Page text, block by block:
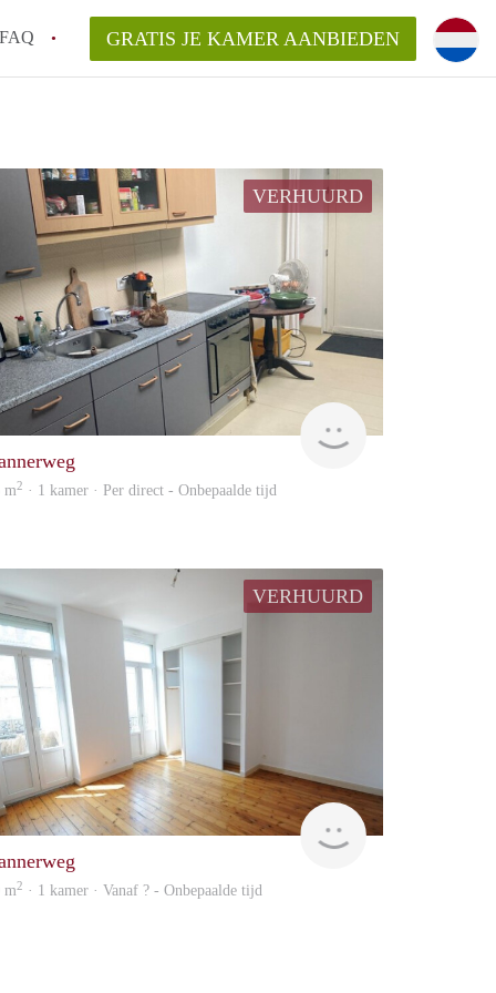
FAQ
op een Kamer in Maastricht?
KamersMaastricht?
bemiddelingsvergoeding?
GRATIS JE KAMER AANBIEDEN
VERHUURD
m2 · 1 kamer · Per direct - Onbepaalde tijd
VERHUURD
Woning
m2 · 1 kamer · Vanaf ? - Onbepaalde tijd